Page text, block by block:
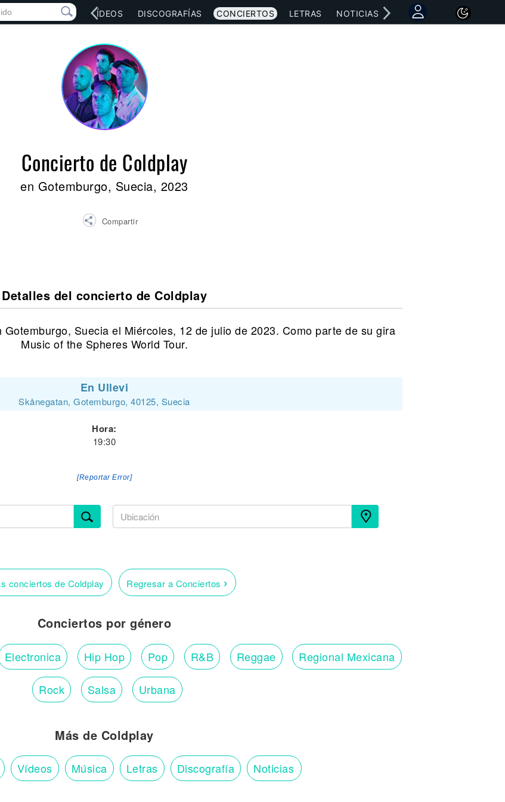
MÚSICA VÍDEOS DISCOGRAFÍAS CONCIERTOS LETRAS NOTICIAS
Concierto de Coldplay
en Gotemburgo, Suecia, 2023
Compartir
Detalles del concierto de Coldplay
Suecia el Miércoles, 12 de julio de 2023. Como parte de su gira
Music of the Spheres World Tour.
En Ullevi
Skånegatan, Gotemburgo, 40125, Suecia
Hora:
19:30
[Reportar Error]
conciertos de Coldplay Regresar a Conciertos ›
Conciertos por género
Electronica Hip Hop Pop R&B Reggae Regional Mexicana
Rock Salsa Urbana
Más de Coldplay
Vídeos Música Letras Discografía Noticias